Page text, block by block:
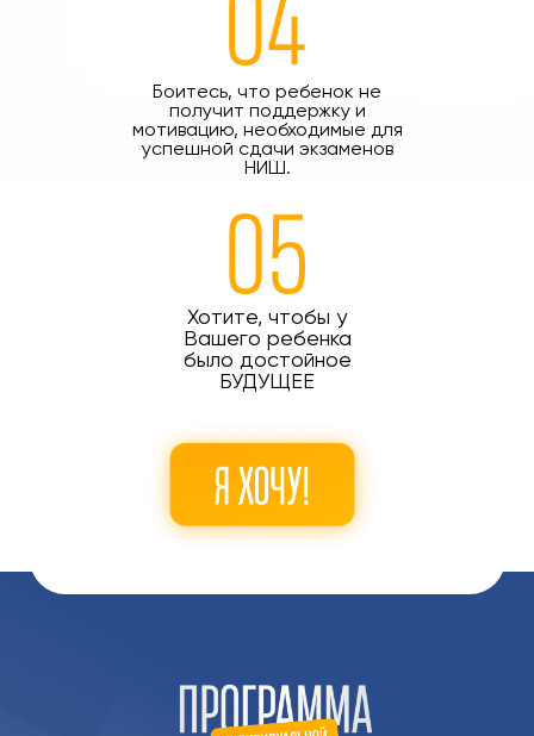
Боитесь, что ребенок не
получит поддержку и
мотивацию, необходимые для
успешной сдачи экзаменов
НИШ.
Хотите, чтобы у
Вашего ребенка
было достойное
БУДУЩЕЕ